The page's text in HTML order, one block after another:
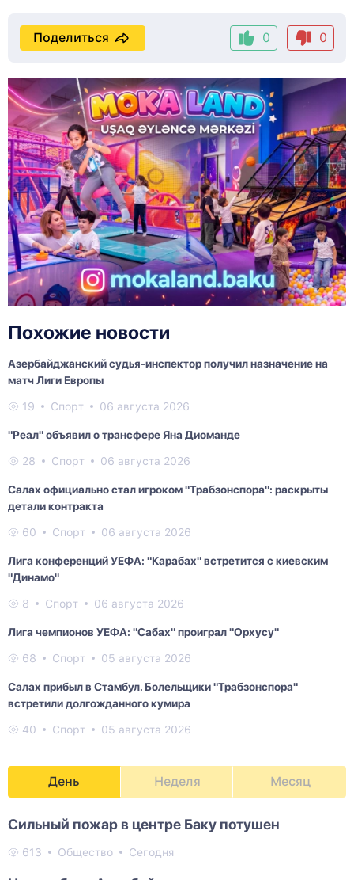
0 0
Поделиться
Похожие новости
Азербайджанский судья-инспектор получил назначение на
матч Лиги Европы
19 Спорт 06 августа 2026
"Реал" объявил о трансфере Яна Диоманде
28 Спорт 06 августа 2026
Салах официально стал игроком "Трабзонспора": раскрыты
детали контракта
60 Спорт 06 августа 2026
Лига конференций УЕФА: "Карабах" встретится с киевским
"Динамо"
8 Спорт 06 августа 2026
Лига чемпионов УЕФА: "Сабах" проиграл "Орхусу"
68 Спорт 05 августа 2026
Салах прибыл в Стамбул. Болельщики "Трабзонспора"
встретили долгожданного кумира
40 Спорт 05 августа 2026
День Неделя Месяц
Сильный пожар в центре Баку потушен
613 Общество Сегодня